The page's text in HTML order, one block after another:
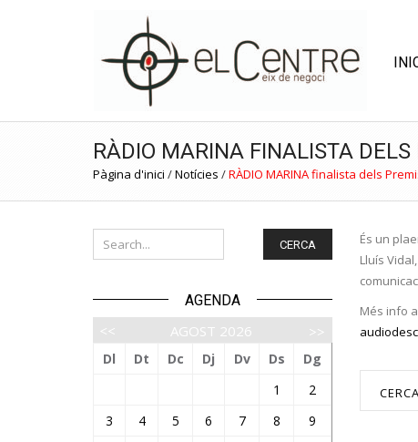
RÀDIO MARINA FINALISTA
Pàgina d'inici /Notícies /RÀDIO MARINA finalista dels
CERCA
AGENDA
AGOST 2026
Dl Dt Dc Dj Dv Ds
Dg
1
2
3
4 5 6 7 8
9
És un
Lluís
Més info